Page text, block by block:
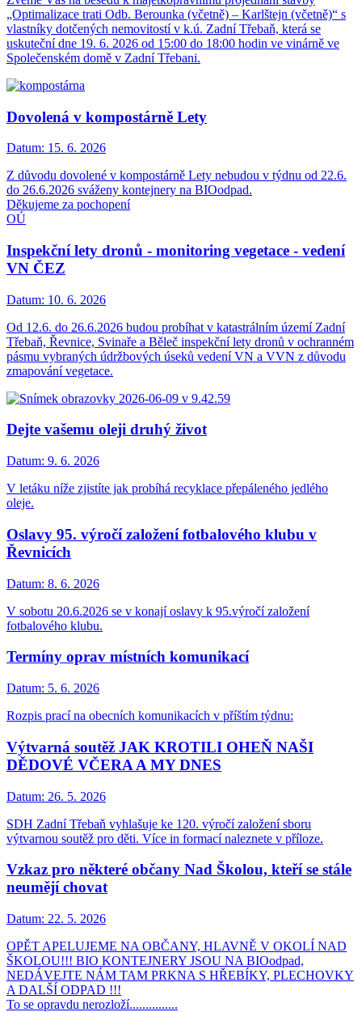
„Optimalizace trati Odb. Berounka (včetně) – Karlštejn (včetně)“ s
vlastníky dotčených nemovitostí v k.ú. Zadní Třebaň, která se
uskuteční dne 19. 6. 2026 od 15:00 do 18:00 hodin ve vinárně ve
Společenském domě v Zadní Třebani.
Dovolená v kompostárně Lety
Datum: 15. 6. 2026
Z důvodu dovolené v kompostárně Lety nebudou v týdnu od 22.6.
do 26.6.2026 sváženy kontejnery na BIOodpad.
Děkujeme za pochopení
OÚ
Inspekční lety dronů - monitoring vegetace - vedení
VN ČEZ
Datum: 10. 6. 2026
Od 12.6. do 26.6.2026 budou probíhat v katastrálním území Zadní
Třebaň, Řevnice, Svinaře a Běleč inspekční lety dronů v ochranném
pásmu vybraných údržbových úseků vedení VN a VVN z důvodu
zmapování vegetace.
Dejte vašemu oleji druhý život
Datum: 9. 6. 2026
V letáku níže zjistíte jak probíhá recyklace přepáleného jedlého
oleje.
Oslavy 95. výročí založení fotbalového klubu v
Řevnicích
Datum: 8. 6. 2026
V sobotu 20.6.2026 se v konají oslavy k 95.výročí založení
fotbalového klubu.
Termíny oprav místních komunikací
Datum: 5. 6. 2026
Rozpis prací na obecních komunikacích v příštím týdnu:
Výtvarná soutěž JAK KROTILI OHEŇ NAŠI
DĚDOVÉ VČERA A MY DNES
Datum: 26. 5. 2026
SDH Zadní Třebaň vyhlašuje ke 120. výročí založení sboru
výtvarnou soutěž pro děti. Více in formací naleznete v příloze.
Vzkaz pro některé občany Nad Školou, kteří se stále
neumějí chovat
Datum: 22. 5. 2026
OPĚT APELUJEME NA OBČANY, HLAVNĚ V OKOLÍ NAD
ŠKOLOU!!! BIO KONTEJNERY JSOU NA BIOodpad,
NEDÁVEJTE NÁM TAM PRKNA S HŘEBÍKY, PLECHOVKY
A DALŠÍ ODPAD !!!
To se opravdu nerozloží...............